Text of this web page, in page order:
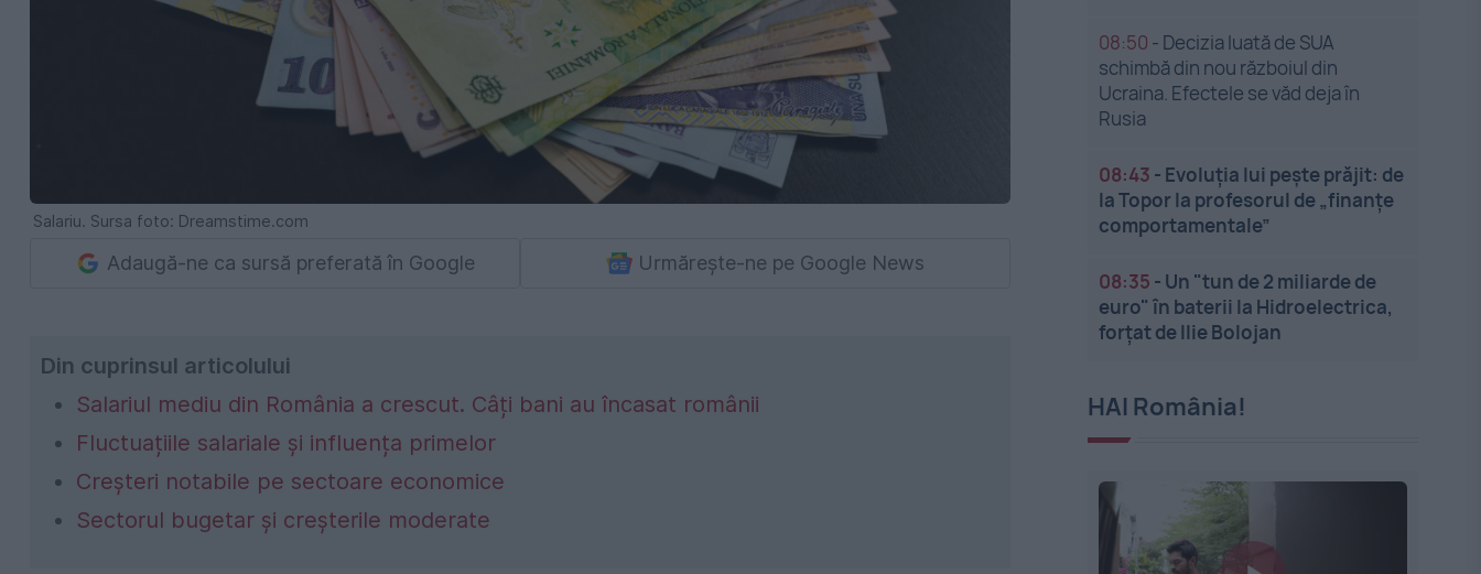
Salariu. Sursa foto: Dreamstime.com
Adaugă-ne ca sursă preferată în Google Urmărește-ne pe Google News
Din cuprinsul articolului
Salariul mediu din România a crescut. Câți bani au încasat românii
Fluctuațiile salariale și influența primelor
Creșteri notabile pe sectoare economice
Sectorul bugetar și creșterile moderate
08:50 - Decizia luată de SUA
schimbă din nou războiul din
Ucraina. Efectele se văd deja în
Rusia
08:43 - Evoluția lui pește prăjit: de
la Topor la profesorul de „finanțe
comportamentale”
08:35 - Un "tun de 2 miliarde de
euro" în baterii la Hidroelectrica,
forțat de Ilie Bolojan
HAI România!